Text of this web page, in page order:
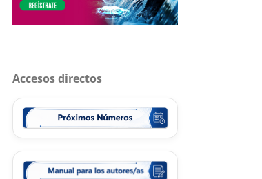
Accesos directos